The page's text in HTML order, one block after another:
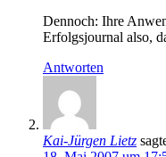
Dennoch: Ihre
Erfolgsjournal also,
Antworten
Kai-Jürgen Lietz